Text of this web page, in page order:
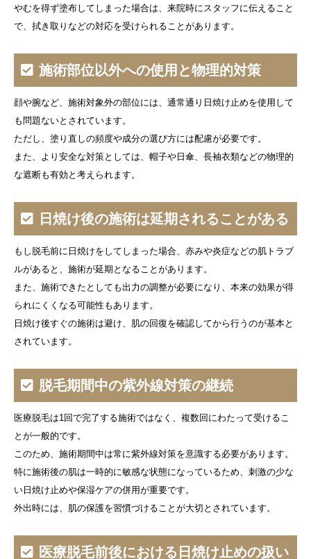
やむを得ず塗布してしまった場合は、来院時にスタッフに伝えること
で、拭き取りなどの対応を受けられることがあります。
施術部位以外への使用と物理的対策
顔や腕など、施術対象外の部位には、通常通り日焼け止めを使用して
も問題ないとされています。
ただし、塗り直しの頻度や成分の選び方には配慮が必要です。
また、より安全な対策としては、帽子や日傘、長袖衣類などの物理的
な遮断も有効と考えられます。
日焼け後の施術は延期されることがある
もし脱毛前に日焼けをしてしまった場合、赤みや炎症などの肌トラブ
ルがあると、施術が延期となることがあります。
また、施術できたとしても出力の調整が必要になり、本来の効果が得
られにくくなる可能性もあります。
日焼け後すぐの施術は避け、肌の回復を確認してから行うのが基本と
されています。
脱毛期間中の紫外線対策の継続
医療脱毛は1回で完了する施術ではなく、複数回にわたって受けるこ
とが一般的です。
このため、施術期間中は常に紫外線対策を意識する必要があります。
特に施術後の肌は一時的に敏感な状態になっているため、刺激の少な
い日焼け止めや保湿ケアの併用が重要です。
外出時には、肌の保護を習慣づけることが大切とされています。
医療脱毛前後における日焼け止めの扱い